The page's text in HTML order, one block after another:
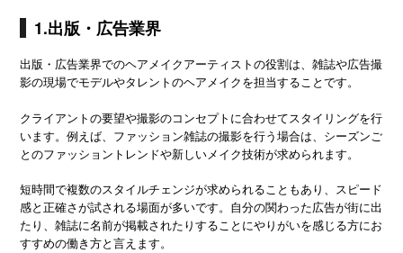
1.出版・広告業界
出版・広告業界でのヘアメイクアーティストの役割は、雑誌や広告撮
影の現場でモデルやタレントのヘアメイクを担当することです。
クライアントの要望や撮影のコンセプトに合わせてスタイリングを行
います。例えば、ファッション雑誌の撮影を行う場合は、シーズンご
とのファッショントレンドや新しいメイク技術が求められます。
短時間で複数のスタイルチェンジが求められることもあり、スピード
感と正確さが試される場面が多いです。自分の関わった広告が街に出
たり、雑誌に名前が掲載されたりすることにやりがいを感じる方にお
すすめの働き方と言えます。